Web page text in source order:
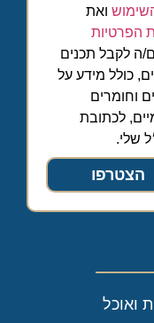
ואת
לקבל תכנים
כולל מידע על
לכתובת
הצטרפו